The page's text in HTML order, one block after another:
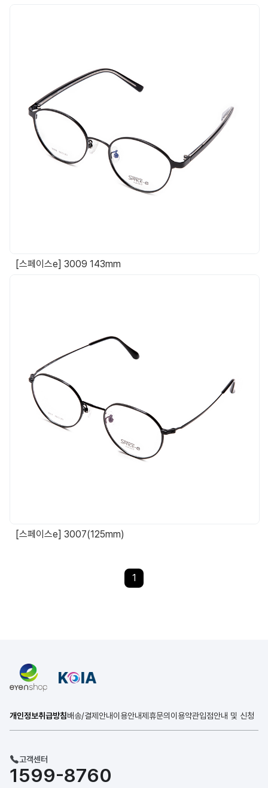
[스페이스e] 3009 143mm
[스페이스e] 3007(125mm)
1
개인정보취급방침배송/결제안내이용안내제휴문의 이용약관입점안내 및 신청
고객센터
1599-8760